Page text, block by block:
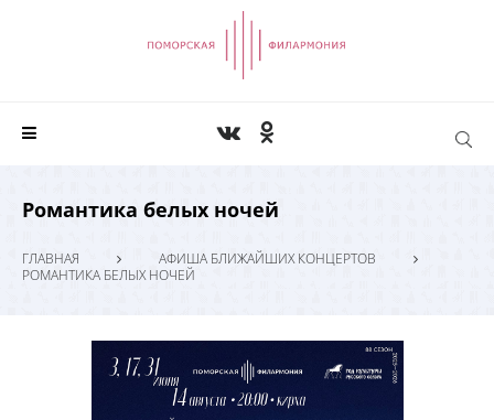
Романтика белых ночей
ГЛАВНАЯ
АФИША БЛИЖАЙШИХ КОНЦЕРТОВ
РОМАНТИКА БЕЛЫХ НОЧЕЙ